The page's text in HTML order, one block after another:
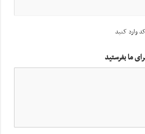
وارد کنید
ما بفرستید